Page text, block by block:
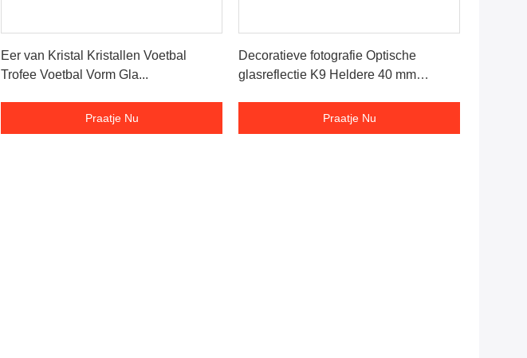
Eer van Kristal Kristallen Voetbal
Trofee Voetbal Vorm Gla...
Praatje Nu
Decoratieve fotografie Optische
glasreflectie K9 Heldere 40 mm
Praatje Nu